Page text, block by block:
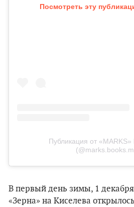
Посмотреть эту
Публикация от
В первый день зимы, 1
«Зерна» на Киселева